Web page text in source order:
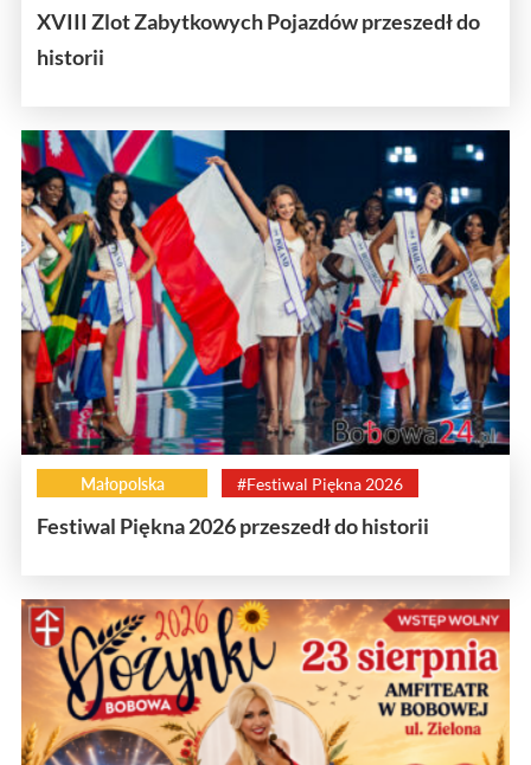
XVIII Zlot Zabytkowych Pojazdów przeszedł do
historii
Małopolska #Festiwal Piękna 2026
Festiwal Piękna 2026 przeszedł do historii